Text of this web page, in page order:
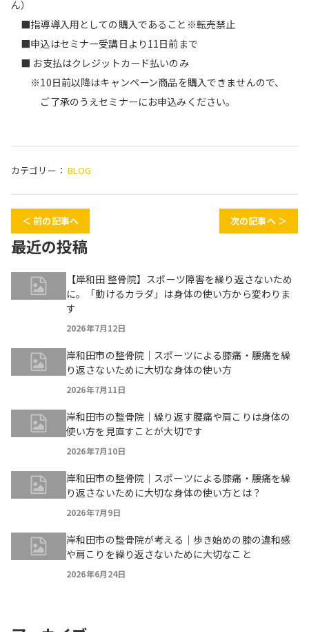
ん）
■指導導入用としての購入であること※転売禁止
■申込はセミナー受講日より11日前まで
■ お支払はクレジットカード払いのみ
※10日前以降はキャンペーン商品を購入できませんので、
ご了承のうえセミナーにお申込みください。
カテゴリー： BLOG
＜ 前の記事へ 次の記事へ ＞
最近の投稿
【岸和田 整骨院】スポーツ障害を繰り返さないため
に。「動けるカラダ」は身体の使い方から変わりま
す
2026年7月12日
岸和田市の整骨院｜スポーツによる膝痛・腰痛を繰
り返さないために大切な身体の使い方
2026年7月11日
岸和田市の整骨院｜繰り返す腰痛や肩こりは身体の
使い方を見直すことが大切です
2026年7月10日
岸和田市の整骨院｜スポーツによる膝痛・腰痛を繰
り返さないために大切な身体の使い方とは？
2026年7月9日
岸和田市の整骨院が考える｜歩き始めの膝の違和感
や肩こりを繰り返さないために大切なこと
2026年6月24日